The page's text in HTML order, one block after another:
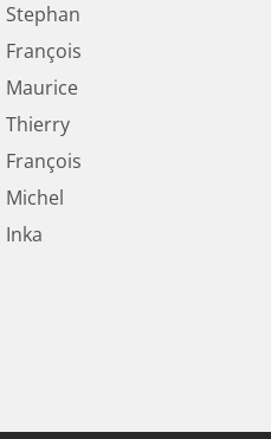
Stephan
François
Maurice
Thierry
François
Michel
Inka